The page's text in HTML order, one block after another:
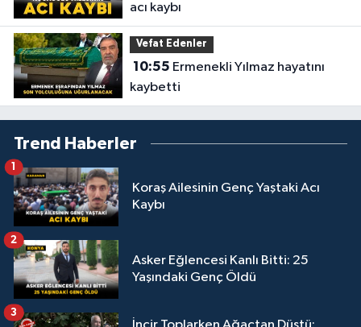
acı kaybı
Vefat Edenler
10:55
kaybetti
Trend Haberler
Koraş Ailesinin Genç Yaştaki Acı
Kaybı
1
Asker Eğlencesi Kanlı Bitti: 25
Yaşındaki Genç Öldü
2
3